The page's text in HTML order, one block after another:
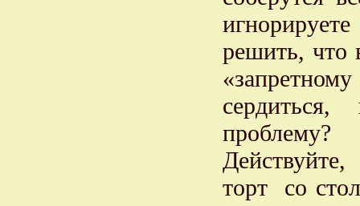
решить, что
проблему?
торт со